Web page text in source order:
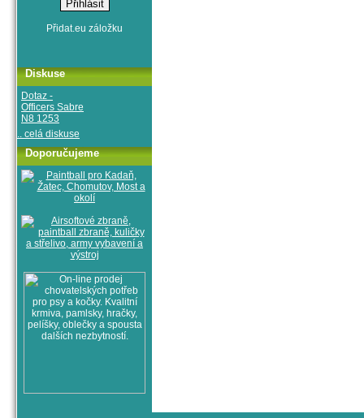
Diskuse
Dotaz -
Officers Sabre
N8 1253
.. celá diskuse
Doporučujeme